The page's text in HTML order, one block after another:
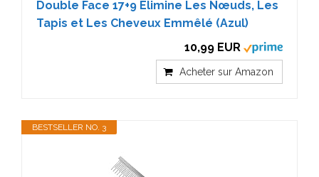
Double Face 17+9 Élimine Les Nœuds, Les
Tapis et Les Cheveux Emmêlé (Azul)
10,99 EUR
Acheter sur Amazon
BESTSELLER NO. 3